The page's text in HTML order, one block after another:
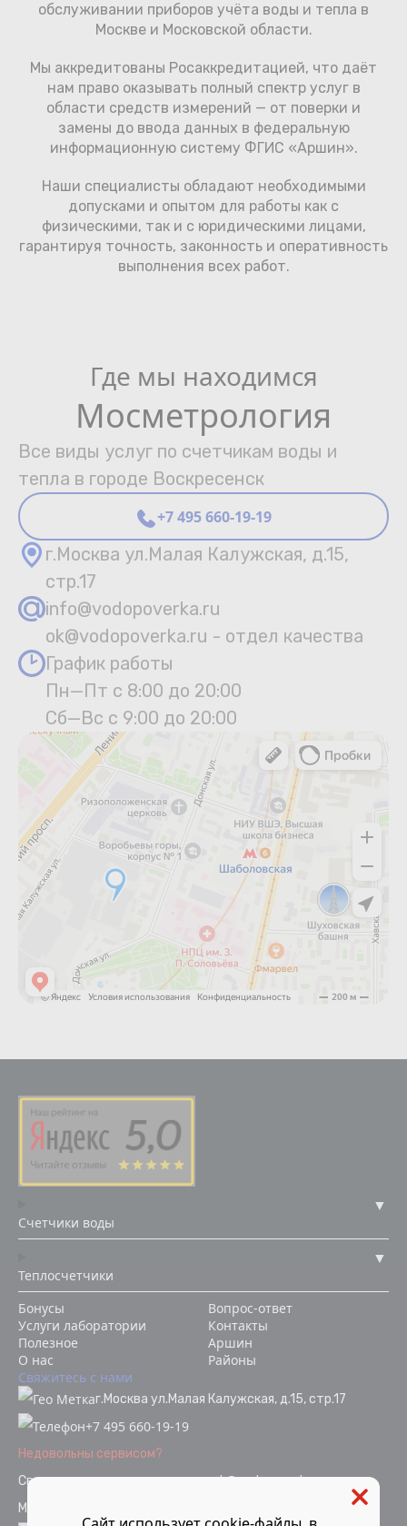
обслуживании приборов учёта воды и тепла в
Москве и Московской области.
Мы аккредитованы Росаккредитацией, что даёт
нам право оказывать полный спектр услуг в
области средств измерений — от поверки и
замены до ввода данных в федеральную
информационную систему ФГИС «Аршин».
Наши специалисты обладают необходимыми
допусками и опытом для работы как с
физическими, так и с юридическими лицами,
гарантируя точность, законность и оперативность
выполнения всех работ.
Где мы находимся
Мосметрология
Все виды услуг по счетчикам воды и
тепла в городе Воскресенск
+7 495 660-19-19
г.Москва ул.Малая Калужская, д.15,
стр.17
info@vodopoverka.ru
ok@vodopoverka.ru - отдел качества
График работы
Пн—Пт с 8:00 до 20:00
Сб—Вс с 9:00 до 20:00
Счетчики воды
Теплосчетчики
Бонусы
Услуги лаборатории
Полезное
О нас
Вопрос-ответ
Контакты
Аршин
Районы
Свяжитесь с нами
г.Москва ул.Малая Калужская, д.15, стр.17
+7 495 660-19-19
Недовольны сервисом?
Связаться с отделом качестваok@vodopoverka.ru
Мы в социальных сетях: